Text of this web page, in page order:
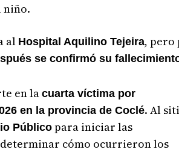
niño.
al Hospital Aquilino Tejeira, pero
se confirmó su
en la cuarta víctima por
en la provincia de Coclé. Al
Públicopara iniciar las
cómo ocurrieron los